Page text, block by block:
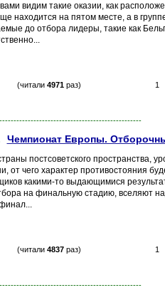
видим такие оказии, как
находится на пятом месте, а в
до отбора лидеры, такие как
(читали 4971раз) 1
Чемпионат Европы.
постсоветского пространства,
от чего характер противостояния
какими-то выдающимися
на финальную стадию, вселяют
(читали 4837раз) 1